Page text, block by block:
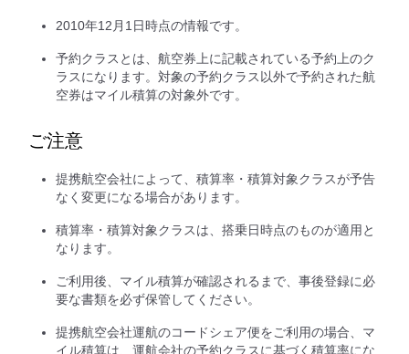
2010年12月1日時点の情報です。
予約クラスとは、航空券上に記載されている予約上のク
ラスになります。対象の予約クラス以外で予約された航
空券はマイル積算の対象外です。
ご注意
提携航空会社によって、積算率・積算対象クラスが予告
なく変更になる場合があります。
積算率・積算対象クラスは、搭乗日時点のものが適用と
なります。
ご利用後、マイル積算が確認されるまで、事後登録に必
要な書類を必ず保管してください。
提携航空会社運航のコードシェア便をご利用の場合、マ
イル積算は、運航会社の予約クラスに基づく積算率にな